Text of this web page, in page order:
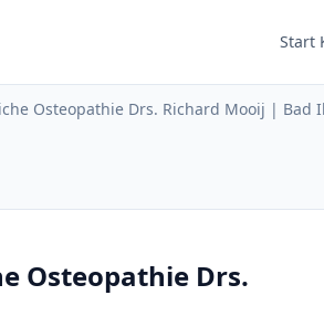
Start
Osteopathie Drs. Richard Mooij | Bad
Osteopathie Drs.